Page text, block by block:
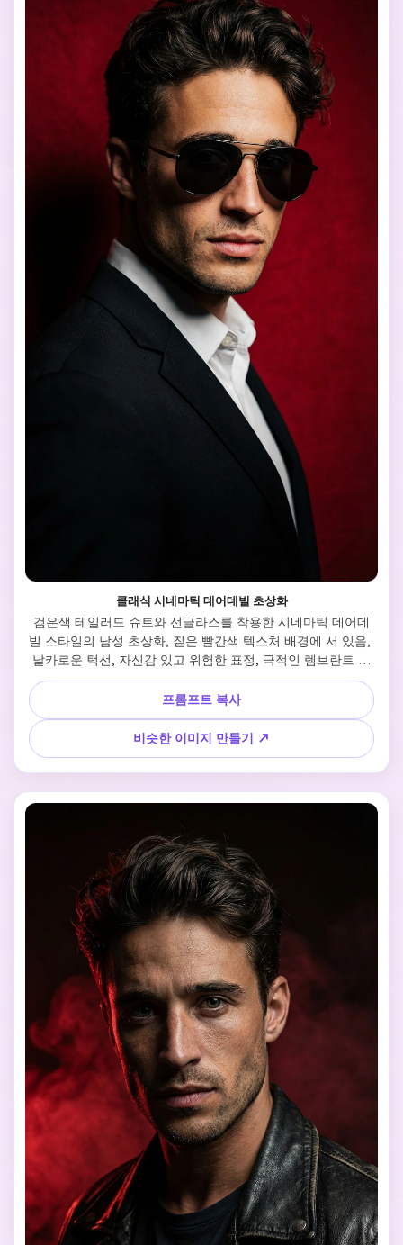
클래식 시네마틱 데어데빌 초상화
검은색 테일러드 슈트와 선글라스를 착용한 시네마틱 데어데
빌 스타일의 남성 초상화, 짙은 빨간색 텍스처 배경에 서 있음,
날카로운 턱선, 자신감 있고 위험한 표정, 극적인 렘브란트 조
명, 고대비 그림자, 초사실적, 85mm 렌즈, 얕은 피사계, 시네마
틱 컬러 그레이딩, 전문 스튜디오 촬영, 8K 퀄리티
프롬프트 복사
비슷한 이미지 만들기 ↗